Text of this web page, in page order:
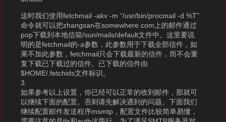
这时我们使用fetchmail -akv -m “/usr/bin/procmail -d %T”
命令就可以把zhangsan在somewhere.com上的邮件通过
pop下载到本地信箱/sun/mails/default文件中。这里要说
明的是fetchmail的-a参数，此参数用于下载全部信件，如
果不加此参数，fetchmail只会下载最新的信件，而不会重
复下载已下载过的信件。已下载的信件由
$HOME/.fetchids文件标识。
3.
如果参考以上设置，你已经可以正常的收到邮件，那就可
以继续下面的配置。否则请先解决遇到的问题。下面我们
继续配置邮件发送程序msmtp，配置文件比较简单易懂，